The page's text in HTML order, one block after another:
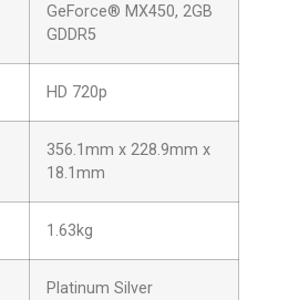
GeForce® MX450, 2GB
GDDR5
HD 720p
356.1mm x 228.9mm x
18.1mm
1.63kg
Platinum Silver